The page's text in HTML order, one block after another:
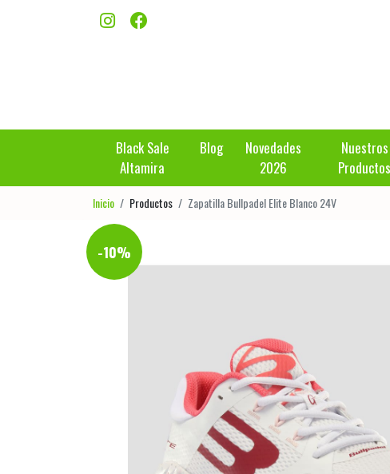
Black Sale
Altamira
Blog
Novedades
2026
Nuestros
Productos
Inicio Productos Zapatilla Bullpadel Elite Blanco 24V
-10%